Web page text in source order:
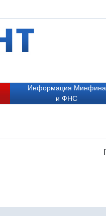
Информация Минфина
и ФНС